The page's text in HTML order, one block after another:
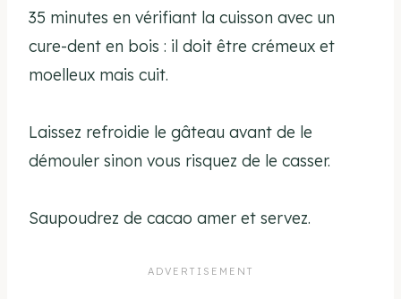
35 minutes en vérifiant la cuisson avec un
cure-dent en bois : il doit être crémeux et
moelleux mais cuit.
Laissez refroidie le gâteau avant de le
démouler sinon vous risquez de le casser.
Saupoudrez de cacao amer et servez.